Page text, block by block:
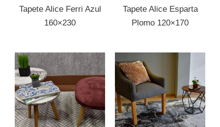
Tapete Alice Ferri Azul
160×230
Tapete Alice Esparta
Plomo 120×170